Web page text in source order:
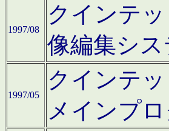
1997/08
クインテ
像編集シ
1997/05
クインテ
メインプ